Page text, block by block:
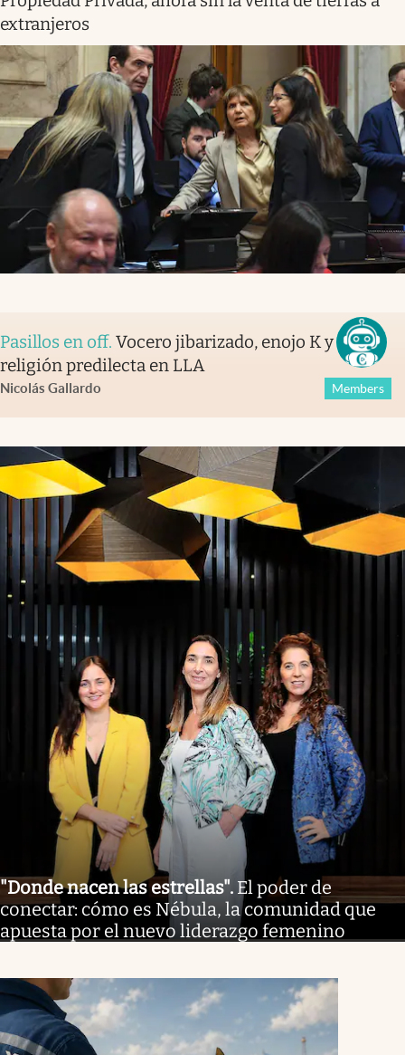
extranjeros
Pasillos en off. Vocero jibarizado, enojo K y la
religión predilecta en LLA
Nicolás Gallardo Members
"Donde nacen las estrellas". El poder de
conectar: cómo es Nébula, la comunidad que
apuesta por el nuevo liderazgo femenino